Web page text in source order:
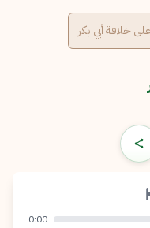
خلافة أبي بكر
0:00